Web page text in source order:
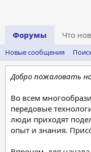
Форумы Что
Новые сообщения
Добро пожаловать
Во всем
передовые
люди приходят
опыт и знания.